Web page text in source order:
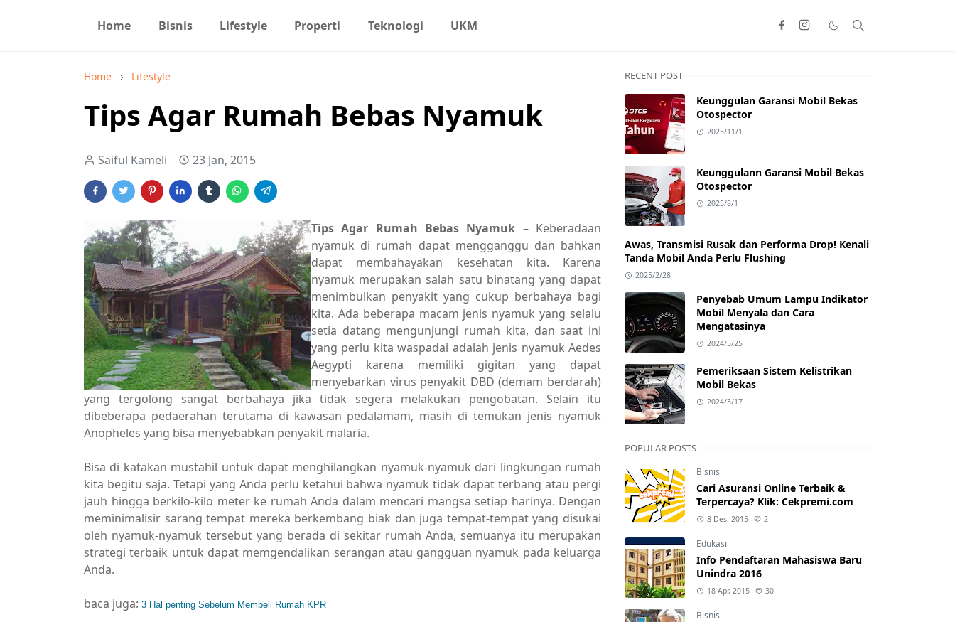
Home Bisnis Lifestyle Properti Teknologi UKM
Home Lifestyle
Tips Agar Rumah Bebas Nyamuk
Saiful Kameli 23 Jan, 2015
Tips Agar Rumah Bebas Nyamuk – Keberadaan
nyamuk di rumah dapat mengganggu dan bahkan
dapat membahayakan kesehatan kita. Karena
nyamuk merupakan salah satu binatang yang dapat
menimbulkan penyakit yang cukup berbahaya bagi
kita. Ada beberapa macam jenis nyamuk yang selalu
setia datang mengunjungi rumah kita, dan saat ini
yang perlu kita waspadai adalah jenis nyamuk Aedes
Aegypti karena memiliki gigitan yang dapat
menyebarkan virus penyakit DBD (demam berdarah)
yang tergolong sangat berbahaya jika tidak segera melakukan pengobatan. Selain itu
dibeberapa pedaerahan terutama di kawasan pedalamam, masih di temukan jenis nyamuk
Anopheles yang bisa menyebabkan penyakit malaria.
Bisa di katakan mustahil untuk dapat menghilangkan nyamuk-nyamuk dari lingkungan rumah
kita begitu saja. Tetapi yang Anda perlu ketahui bahwa nyamuk tidak dapat terbang atau pergi
jauh hingga berkilo-kilo meter ke rumah Anda dalam mencari mangsa setiap harinya. Dengan
meminimalisir sarang tempat mereka berkembang biak dan juga tempat-tempat yang disukai
oleh nyamuk-nyamuk tersebut yang berada di sekitar rumah Anda, semuanya itu merupakan
strategi terbaik untuk dapat memgendalikan serangan atau gangguan nyamuk pada keluarga
Anda.
baca juga: 3 Hal penting Sebelum Membeli Rumah KPR
RECENT POST
Keunggulan Garansi Mobil Bekas
Otospector
2025/11/1
Keunggulann Garansi Mobil Bekas
Otospector
2025/8/1
Awas, Transmisi Rusak dan Performa Drop! Kenali
Tanda Mobil Anda Perlu Flushing
2025/2/28
Penyebab Umum Lampu Indikator
Mobil Menyala dan Cara
Mengatasinya
2024/5/25
Pemeriksaan Sistem Kelistrikan
Mobil Bekas
2024/3/17
POPULAR POSTS
Bisnis
Cari Asuransi Online Terbaik &
Terpercaya? Klik: Cekpremi.com
8 Des, 2015 2
Edukasi
Info Pendaftaran Mahasiswa Baru
Unindra 2016
18 Apr, 2015 30
Bisnis